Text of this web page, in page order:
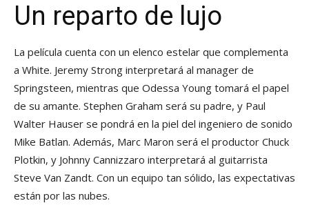
Un reparto de lujo
La película cuenta con un elenco estelar que complementa
a White. Jeremy Strong interpretará al manager de
Springsteen, mientras que Odessa Young tomará el papel
de su amante. Stephen Graham será su padre, y Paul
Walter Hauser se pondrá en la piel del ingeniero de sonido
Mike Batlan. Además, Marc Maron será el productor Chuck
Plotkin, y Johnny Cannizzaro interpretará al guitarrista
Steve Van Zandt. Con un equipo tan sólido, las expectativas
están por las nubes.